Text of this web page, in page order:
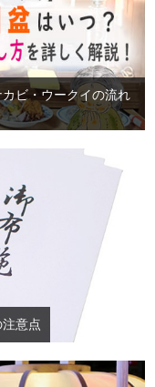
ビ・ウークイの流れ
意点